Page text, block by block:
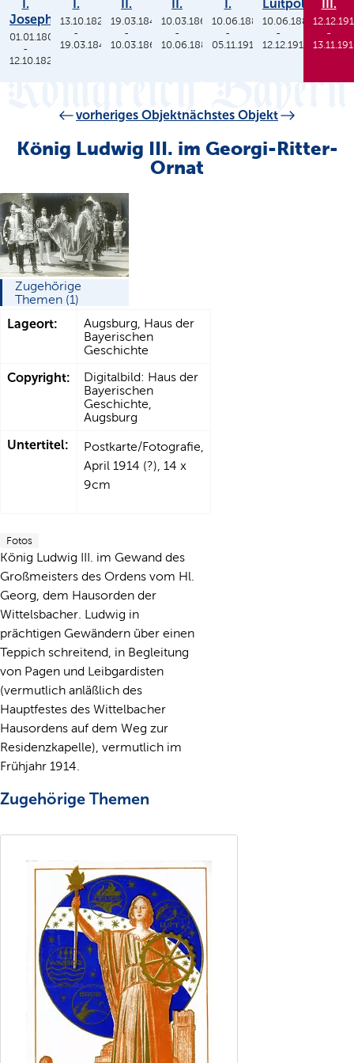
I.
Joseph
01.01.1806
-
12.10.1825
I.
13.10.1825
-
19.03.1848
II.
19.03.1848
-
10.03.1864
II.
10.03.1864
-
10.06.1886
I.
10.06.1886
-
05.11.1913
Luitpold
10.06.1886
-
12.12.1912
III.
-
vorheriges Objektnächstes Objekt
König Ludwig III. im Georgi-Ritter-
Ornat
Zugehörige
Themen (1)
Lageort:
Augsburg, Haus der
Bayerischen
Geschichte
Copyright:
Digitalbild: Haus der
Bayerischen
Geschichte,
Augsburg
Untertitel:
Postkarte/Fotografie,
April 1914 (?), 14 x
9cm
Fotos
König Ludwig III. im Gewand des
Großmeisters des Ordens vom Hl.
Georg, dem Hausorden der
Wittelsbacher. Ludwig in
prächtigen Gewändern über einen
Teppich schreitend, in Begleitung
von Pagen und Leibgardisten
(vermutlich anläßlich des
Hauptfestes des Wittelbacher
Hausordens auf dem Weg zur
Residenzkapelle), vermutlich im
Frühjahr 1914.
Zugehörige Themen